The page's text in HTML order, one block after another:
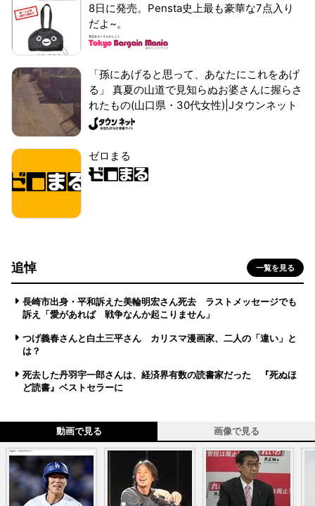
8日に発売。Pensta史上最も豪華な7点入り
だよ~。
「孫にあげると思って、あなたにこれをあげ
る」 真夏の山道で見知らぬお婆さんに握らさ
れたもの(山口県・30代女性)|Jタウンネット
ゼロまる
追悼 一覧を見る
長崎市出身・平和訴えた美輪明宏さん死去 ラストメッセージでも
訴え「愛があれば 戦争なんか起こりません」
つげ義春さんと白土三平さん カリスマ漫画家、二人の「違い」と
は？
死去した丹羽宇一郎さんは、経済界有数の読書家だった 『死ぬほ
ど読書』ベストセラーに
動画で見る 画像で見る